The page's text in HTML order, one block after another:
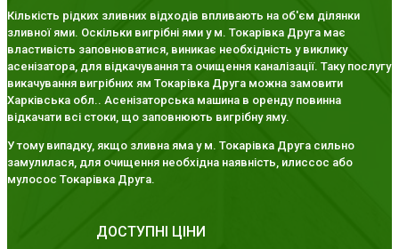
Кількість рідких зливних відходів впливають на об'єм ділянки
зливної ями. Оскільки вигрібні ями у м. Токарівка Друга має
властивість заповнюватися, виникає необхідність у виклику
асенізатора, для відкачування та очищення каналізації. Таку послугу
викачування вигрібних ям Токарівка Друга можна замовити
Харківська обл.. Асенізаторська машина в оренду повинна
відкачати всі стоки, що заповнюють вигрібну яму.
У тому випадку, якщо зливна яма у м. Токарівка Друга сильно
замулилася, для очищення необхідна наявність, илиссос або
мулосос Токарівка Друга.
ДОСТУПНІ ЦІНИ